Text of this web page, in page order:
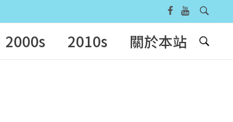
2000s 2010s 關於本站